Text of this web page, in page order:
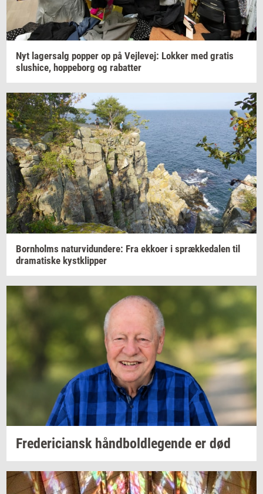
Nyt la­ger­salg pop­per op på Vej­le­vej: Lok­ker med gra­tis
slus­hi­ce, hop­pe­borg og ra­bat­ter
Born­holms na­tur­vi­dun­de­re: Fra ek­ko­er i spræk­ke­da­len til
dra­ma­ti­ske kyst­klip­per
Fre­de­ri­ci­ansk hånd­bold­le­gen­de er død